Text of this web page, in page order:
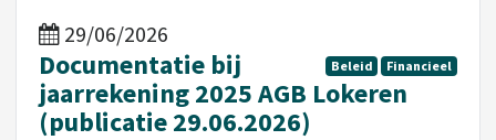
29/06/2026
Beleid Financieel
Documentatie bij
jaarrekening 2025 AGB Lokeren
(publicatie 29.06.2026)